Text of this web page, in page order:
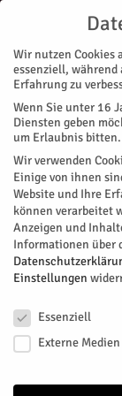
Start
« Alle
Karten-
Heckfeld
Facebook
Wir nutzen Cookies
essenziell, während
Erfahrung zu
Wenn Sie unter 16
Diensten geben
um Erlaubnis bitten.
Wir verwenden
Einige von ihnen
Website und Ihre
können verarbeitet
Anzeigen und
Informationen über
Einstellungen
Essenziell
Externe Medien